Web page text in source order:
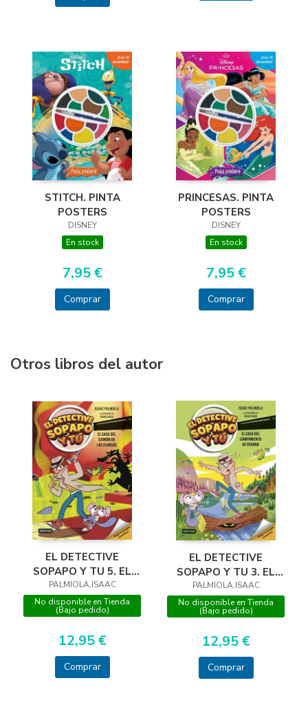
STITCH. PINTA
POSTERS
DISNEY
En stock
7,95 €
Comprar
PRINCESAS. PINTA
POSTERS
DISNEY
En stock
7,95 €
Comprar
Otros libros del autor
EL DETECTIVE
SOPAPO Y TU 5. EL
CASO DEL CAIMAN DE
PALMIOLA,ISAAC
No disponible en Tienda
(Bajo pedido)
12,95 €
Comprar
EL DETECTIVE
SOPAPO Y TU 3. EL
CASO DEL
CAMPAMENTO
PALMIOLA,ISAAC
No disponible en Tienda
(Bajo pedido)
12,95 €
Comprar